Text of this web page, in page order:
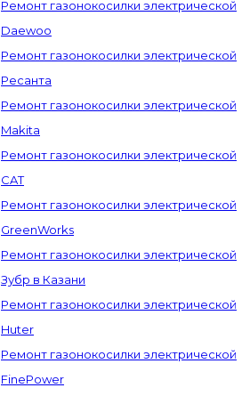
Ремонт газонокосилки электрической
Daewoo
Ремонт газонокосилки электрической
Ресанта
Ремонт газонокосилки электрической
Makita
Ремонт газонокосилки электрической
CAT
Ремонт газонокосилки электрической
GreenWorks
Ремонт газонокосилки электрической
Зубр в Казани
Ремонт газонокосилки электрической
Huter
Ремонт газонокосилки электрической
FinePower